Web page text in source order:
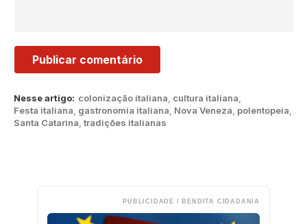
Nesse artigo: colonização italiana cultura italiana
Festa italiana gastronomia italiana Nova Veneza polentopeia
Santa Catarina tradições italianas
PUBLICIDADE / BENDITA CIDADANIA